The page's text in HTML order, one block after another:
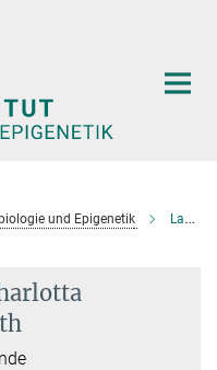
und Epigenetik Lanzerath, Arven Charlotta